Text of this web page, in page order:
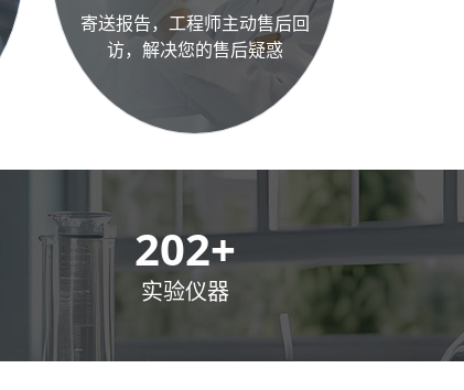
寄送报告，工程师主动售后回
访，解决您的售后疑惑
300+
实验仪器